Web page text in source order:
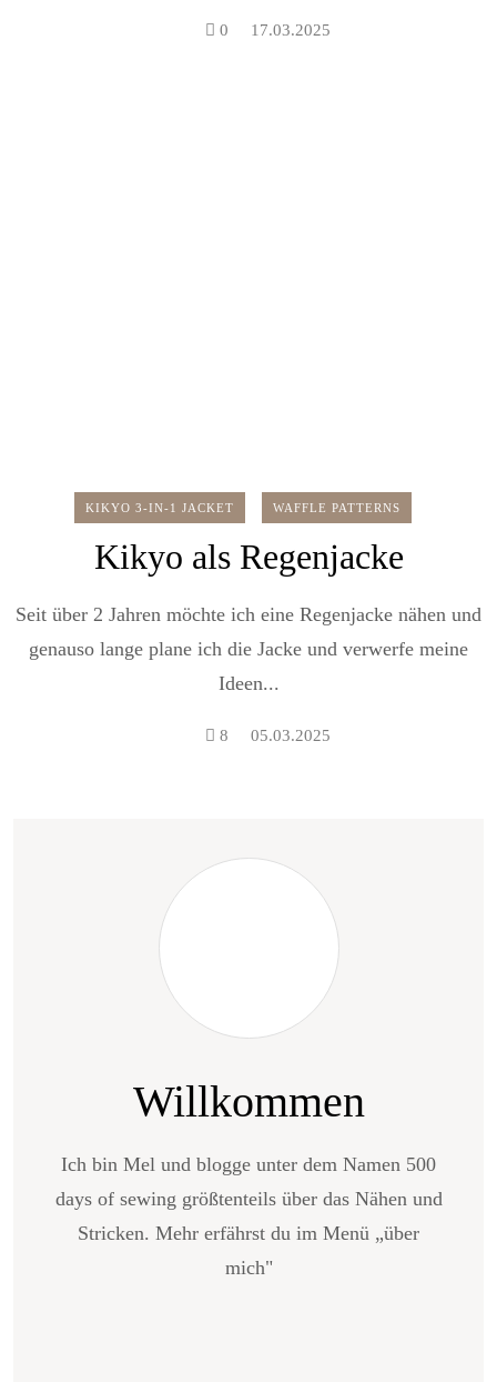
0 17.03.2025
KIKYO 3-IN-1 JACKET WAFFLE PATTERNS
Kikyo als Regenjacke
Seit über 2 Jahren möchte ich eine Regenjacke nähen und
genauso lange plane ich die Jacke und verwerfe meine
Ideen...
8 05.03.2025
Willkommen
Ich bin Mel und blogge unter dem Namen 500
days of sewing größtenteils über das Nähen und
Stricken. Mehr erfährst du im Menü „über
mich"